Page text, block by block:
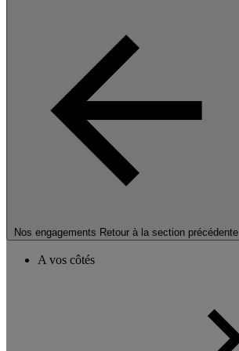
Nos engagements Retour à la section précédente
A vos côtés